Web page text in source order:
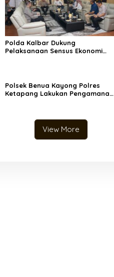
Polda Kalbar Dukung
Pelaksanaan Sensus Ekonomi
Polsek Benua Kayong Polres
Ketapang Lakukan Pengamanan
View More